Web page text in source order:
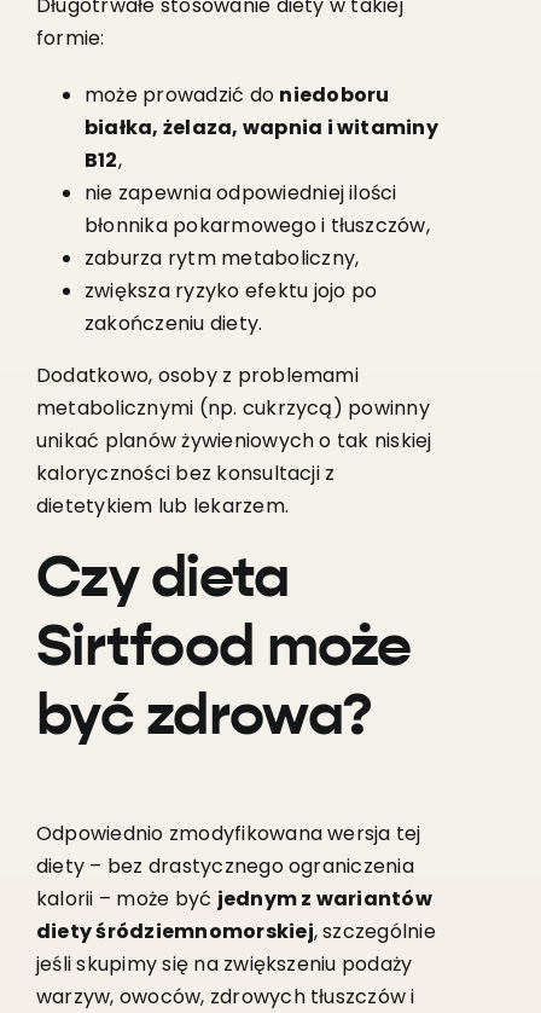
Długotrwałe stosowanie diety w takiej
formie:
może prowadzić do niedoboru
białka, żelaza, wapnia i witaminy
B12,
nie zapewnia odpowiedniej ilości
błonnika pokarmowego i tłuszczów,
zaburza rytm metaboliczny,
zwiększa ryzyko efektu jojo po
zakończeniu diety.
Dodatkowo, osoby z problemami
metabolicznymi (np. cukrzycą) powinny
unikać planów żywieniowych o tak niskiej
kaloryczności bez konsultacji z
dietetykiem lub lekarzem.
Czy dieta
Sirtfood może
być zdrowa?
Odpowiednio zmodyfikowana wersja tej
diety – bez drastycznego ograniczenia
kalorii – może być jednym z wariantów
diety śródziemnomorskiej, szczególnie
jeśli skupimy się na zwiększeniu podaży
warzyw, owoców, zdrowych tłuszczów i